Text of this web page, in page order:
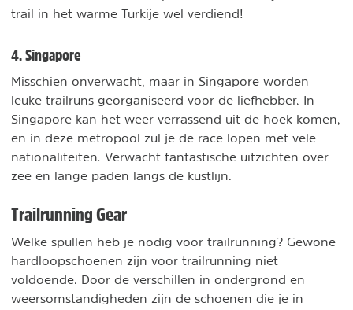
trail in het warme Turkije wel verdiend!
4. Singapore
Misschien onverwacht, maar in Singapore worden
leuke trailruns georganiseerd voor de liefhebber. In
Singapore kan het weer verrassend uit de hoek komen,
en in deze metropool zul je de race lopen met vele
nationaliteiten. Verwacht fantastische uitzichten over
zee en lange paden langs de kustlijn.
Trailrunning Gear
Welke spullen heb je nodig voor trailrunning? Gewone
hardloopschoenen zijn voor trailrunning niet
voldoende. Door de verschillen in ondergrond en
weersomstandigheden zijn de schoenen die je in